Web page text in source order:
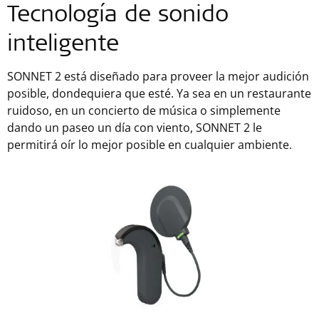
Tecnología de sonido
inteligente
SONNET 2 está diseñado para proveer la mejor audición
posible, dondequiera que esté. Ya sea en un restaurante
ruidoso, en un concierto de música o simplemente
dando un paseo un día con viento, SONNET 2 le
permitirá oír lo mejor posible en cualquier ambiente.